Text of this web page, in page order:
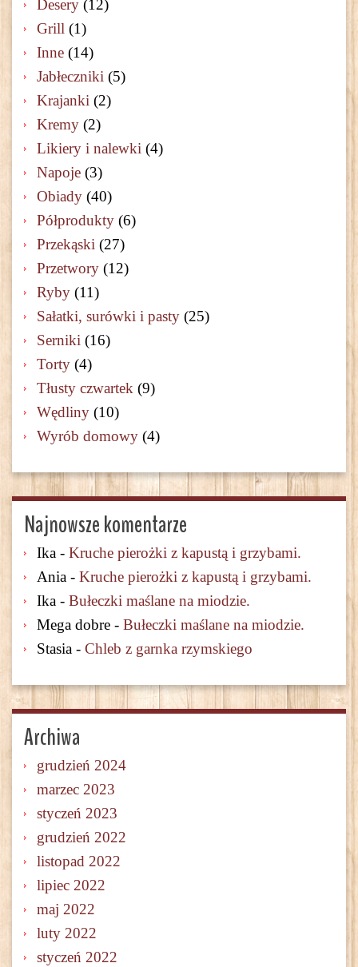
Desery (12)
Grill (1)
Inne (14)
Jabłeczniki (5)
Krajanki (2)
Kremy (2)
Likiery i nalewki (4)
Napoje (3)
Obiady (40)
Półprodukty (6)
Przekąski (27)
Przetwory (12)
Ryby (11)
Sałatki, surówki i pasty (25)
Serniki (16)
Torty (4)
Tłusty czwartek (9)
Wędliny (10)
Wyrób domowy (4)
Najnowsze komentarze
Ika - Kruche pierożki z kapustą i grzybami.
Ania - Kruche pierożki z kapustą i grzybami.
Ika - Bułeczki maślane na miodzie.
Mega dobre - Bułeczki maślane na miodzie.
Stasia - Chleb z garnka rzymskiego
Archiwa
grudzień 2024
marzec 2023
styczeń 2023
grudzień 2022
listopad 2022
lipiec 2022
maj 2022
luty 2022
styczeń 2022